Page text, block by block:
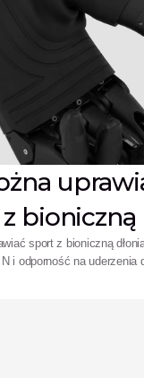
bioniczną
sport z bioniczną
i odporność na uderzenia